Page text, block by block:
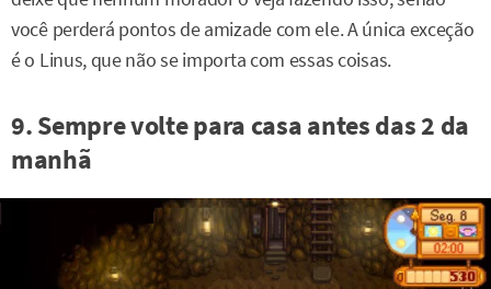
você perderá pontos de amizade com ele. A única exceção
é o Linus, que não se importa com essas coisas.
9. Sempre volte para casa antes das 2 da
manhã